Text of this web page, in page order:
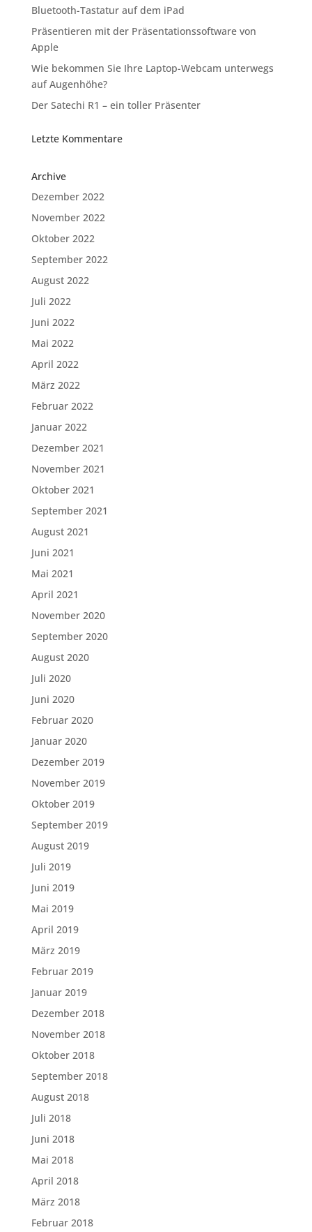
Bluetooth-Tastatur auf dem iPad
Präsentieren mit der Präsentationssoftware von
Apple
Wie bekommen Sie Ihre Laptop-Webcam unterwegs
auf Augenhöhe?
Der Satechi R1 – ein toller Präsenter
Letzte Kommentare
Archive
Dezember 2022
November 2022
Oktober 2022
September 2022
August 2022
Juli 2022
Juni 2022
Mai 2022
April 2022
März 2022
Februar 2022
Januar 2022
Dezember 2021
November 2021
Oktober 2021
September 2021
August 2021
Juni 2021
Mai 2021
April 2021
November 2020
September 2020
August 2020
Juli 2020
Juni 2020
Februar 2020
Januar 2020
Dezember 2019
November 2019
Oktober 2019
September 2019
August 2019
Juli 2019
Juni 2019
Mai 2019
April 2019
März 2019
Februar 2019
Januar 2019
Dezember 2018
November 2018
Oktober 2018
September 2018
August 2018
Juli 2018
Juni 2018
Mai 2018
April 2018
März 2018
Februar 2018